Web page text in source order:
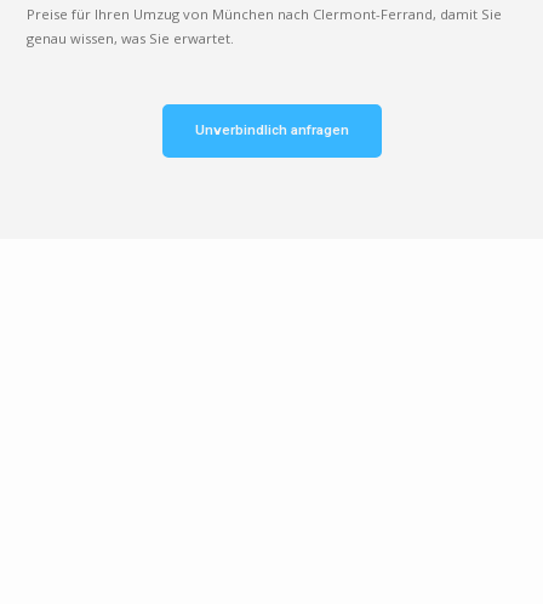
Preise für Ihren Umzug von München nach Clermont-Ferrand, damit Sie
genau wissen, was Sie erwartet.
Unverbindlich anfragen